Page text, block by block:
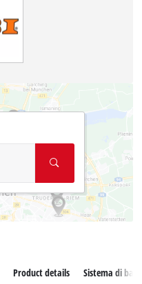
Product details Sistema di